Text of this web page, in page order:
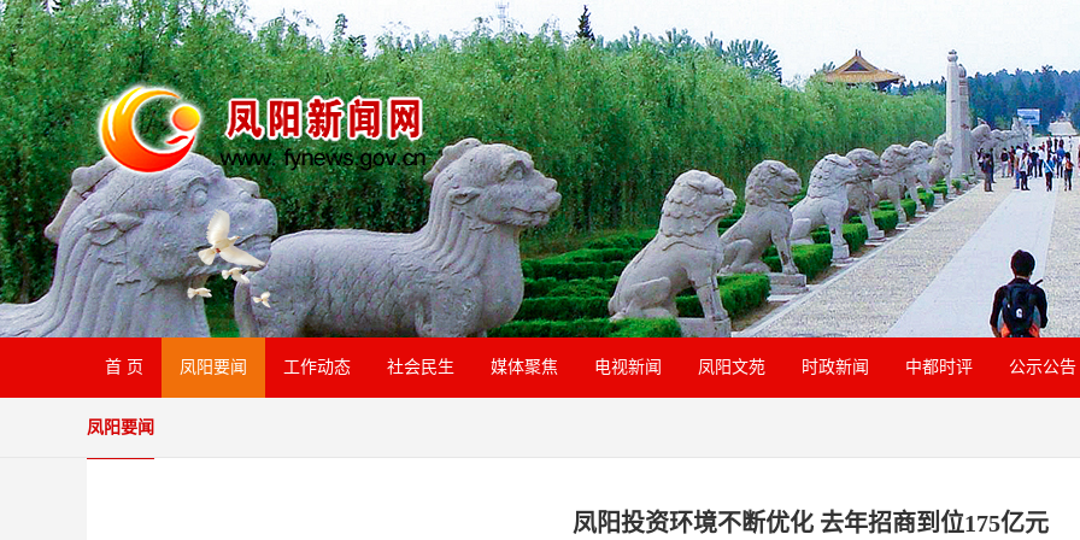
首 页 凤阳要闻 工作动态 社会民生 媒体聚焦 电视新闻 凤阳文苑 时政新闻 中都时评 公示公告
凤阳要闻
凤阳投资环境不断优化 去年招商到位175亿元